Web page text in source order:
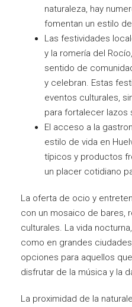
naturaleza, hay
fomentan un estilo
Las festividades
y la romería del
sentido de
y celebran. Estas
eventos culturales,
para fortalecer lazos
El acceso a la
estilo de vida en
típicos y productos
un placer cotidiano
La oferta de ocio y
con un mosaico de bares,
culturales. La vida
como en grandes
opciones para aquellos
disfrutar de la música y la
La proximidad de la